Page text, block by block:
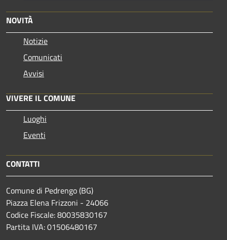
NOVITÀ
Notizie
Comunicati
Avvisi
VIVERE IL COMUNE
Luoghi
Eventi
CONTATTI
Comune di Pedrengo (BG)
Piazza Elena Frizzoni - 24066
Codice Fiscale: 80035830167
Partita IVA: 01506480167